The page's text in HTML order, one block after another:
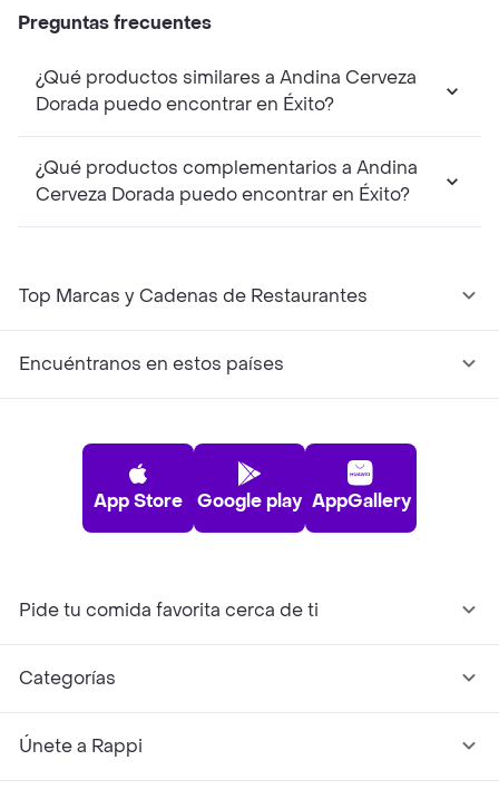
Preguntas frecuentes
¿Qué productos similares a Andina Cerveza
Dorada puedo encontrar en Éxito?
¿Qué productos complementarios a Andina
Cerveza Dorada puedo encontrar en Éxito?
Top Marcas y Cadenas de Restaurantes
Encuéntranos en estos países
App Store Google play AppGallery
Pide tu comida favorita cerca de ti
Categorías
Únete a Rappi